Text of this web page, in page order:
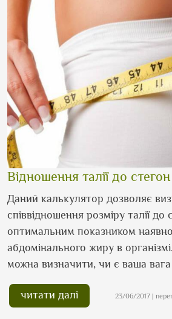
Відношення талії до стегон
Даний калькулятор дозволяє
співвідношення розміру талії до
оптимальним показником
абдомінального жиру в
можна визначити, чи є ваша
читати далі 23/06/2017 |